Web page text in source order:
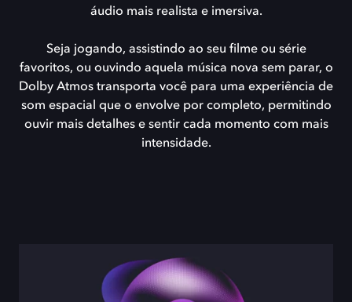
áudio mais realista e imersiva.
Seja jogando, assistindo ao seu filme ou série
favoritos, ou ouvindo aquela música nova sem parar, o
Dolby Atmos transporta você para uma experiência de
som espacial que o envolve por completo, permitindo
ouvir mais detalhes e sentir cada momento com mais
intensidade.